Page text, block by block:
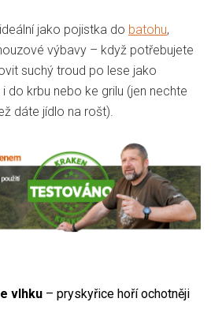
jako pojistka do batohu,
výbavy – když potřebujete
suchý troud po lese jako
do krbu nebo ke grilu (jen nechte
dáte jídlo na rošt).
vlhku – pryskyřice hoří ochotněji